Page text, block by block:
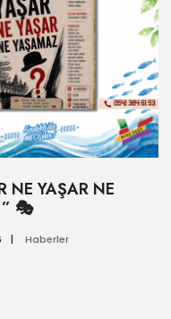
NE YAŞAR NE
🎭
| Haberler